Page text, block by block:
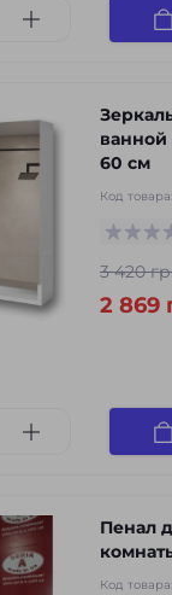
ванной
60 см
Код товара:
3 420
2 869
Пенал
Код товара: